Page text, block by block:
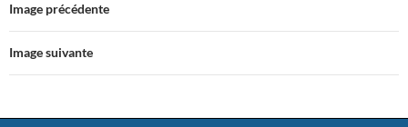
Image précédente
Image suivante